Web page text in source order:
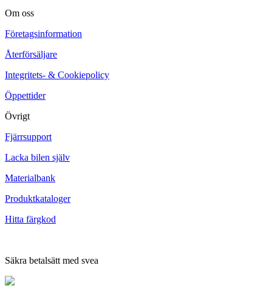
Om oss
Företagsinformation
Återförsäljare
Integritets- & Cookiepolicy
Öppettider
Övrigt
Fjärrsupport
Lacka bilen själv
Materialbank
Produktkataloger
Hitta färgkod
Säkra betalsätt med svea